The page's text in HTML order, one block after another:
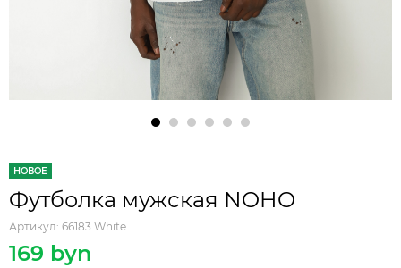
НОВОЕ
Футболка мужская NOHO
Артикул: 66183 White
169 byn